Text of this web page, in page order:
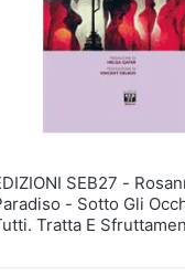
SEB27 - Rosanna
- Sotto Gli
Tratta E